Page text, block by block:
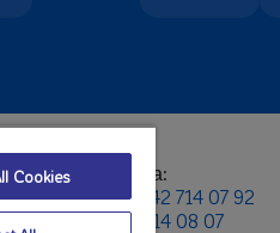
Отдел экспорта:
телефон:+48 42 714 07 92
факс:+48 42 714 08 07
Cookies